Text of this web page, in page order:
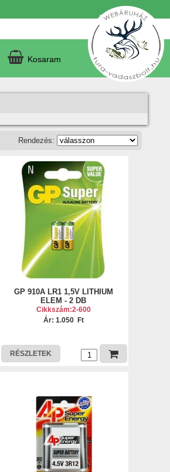
Kosaram
Rendezés:
GP 910A LR1 1,5V LITHIUM
ELEM - 2 DB
Cikkszám:2-600
Ár: 1.050 Ft
RÉSZLETEK